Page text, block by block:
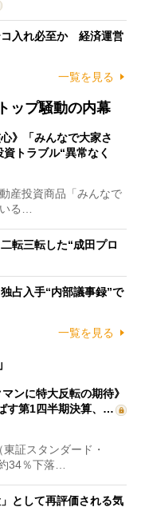
コ入れ必至か 経済運営
一覧を見る
ップ騒動の内幕
》「みんなで大家さ
トラブル“異常なく
産投資商品「みんなで
る…
転三転した“成田プロ
占入手“内部議事録”で
一覧を見る
ンに特大反転の期待》
す第1四半期決算、…
証スタンダード・
34％下落…
として再評価される気